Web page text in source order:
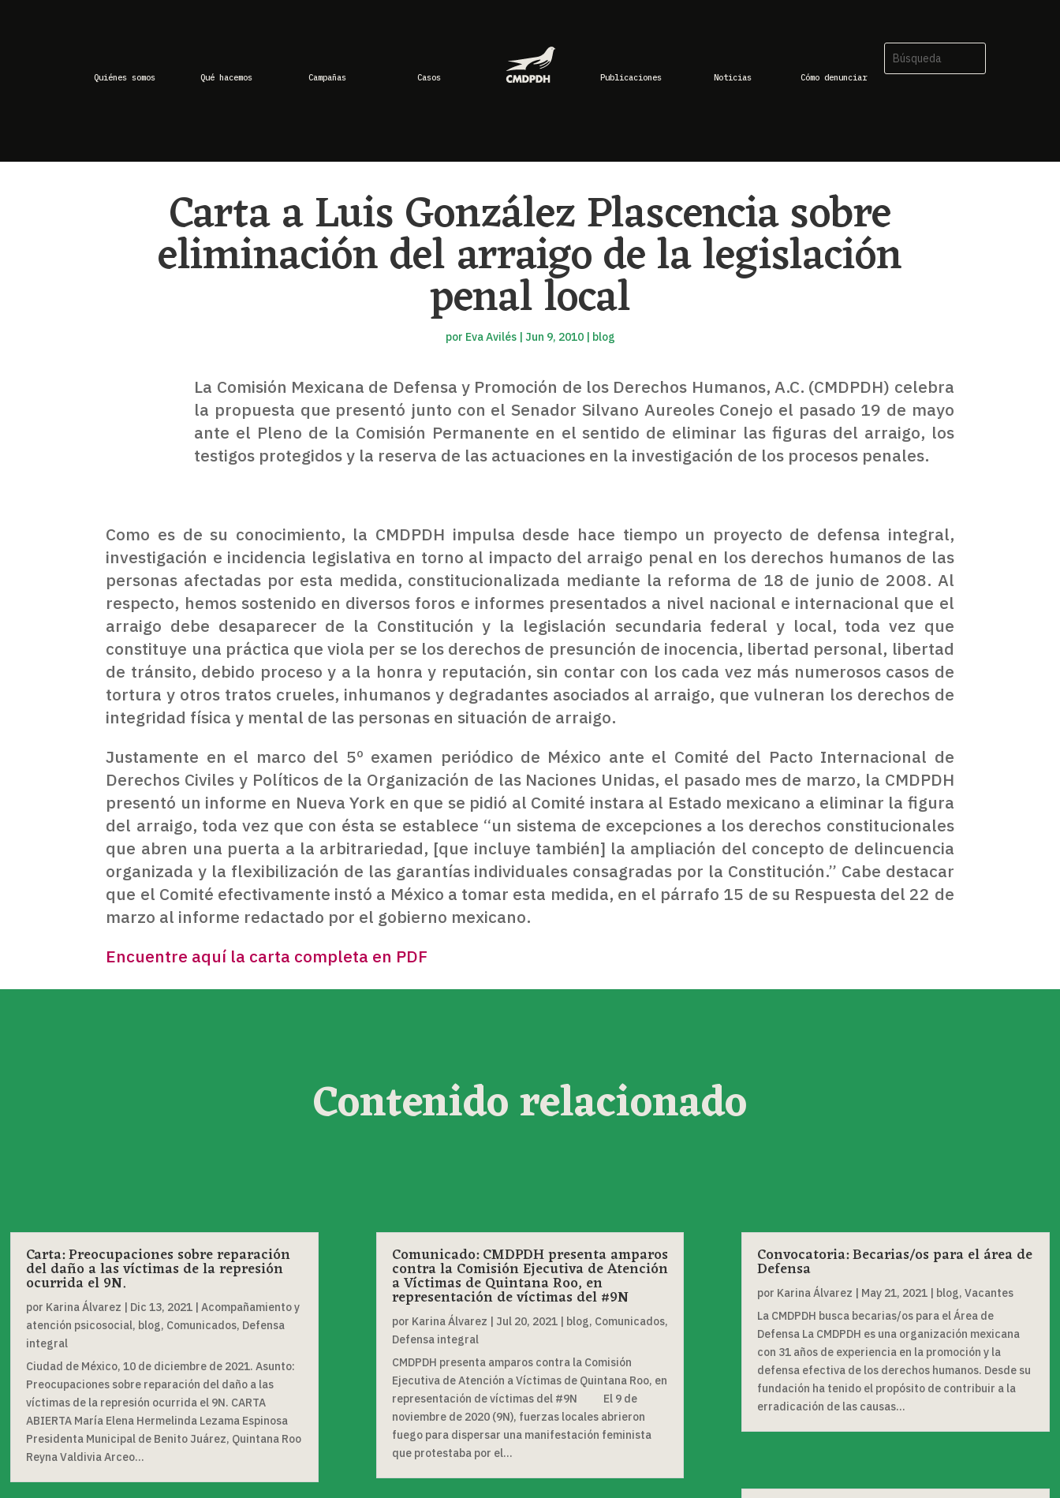
Quiénes somos Qué hacemos Campañas Casos Publicaciones Noticias Cómo denunciar
Carta a Luis González Plascencia sobre
eliminación del arraigo de la legislación
penal local
por Eva Avilés| Jun 9, 2010| blog
La Comisión Mexicana de Defensa y Promoción de los Derechos Humanos, A.C. (CMDPDH) celebra
la propuesta que presentó junto con el Senador Silvano Aureoles Conejo el pasado 19 de mayo
ante el Pleno de la Comisión Permanente en el sentido de eliminar las figuras del arraigo, los
testigos protegidos y la reserva de las actuaciones en la investigación de los procesos penales.
Como es de su conocimiento, la CMDPDH impulsa desde hace tiempo un proyecto de defensa integral,
investigación e incidencia legislativa en torno al impacto del arraigo penal en los derechos humanos de las
personas afectadas por esta medida, constitucionalizada mediante la reforma de 18 de junio de 2008. Al
respecto, hemos sostenido en diversos foros e informes presentados a nivel nacional e internacional que el
arraigo debe desaparecer de la Constitución y la legislación secundaria federal y local, toda vez que
constituye una práctica que viola per se los derechos de presunción de inocencia, libertad personal, libertad
de tránsito, debido proceso y a la honra y reputación, sin contar con los cada vez más numerosos casos de
tortura y otros tratos crueles, inhumanos y degradantes asociados al arraigo, que vulneran los derechos de
integridad física y mental de las personas en situación de arraigo.
Justamente en el marco del 5º examen periódico de México ante el Comité del Pacto Internacional de
Derechos Civiles y Políticos de la Organización de las Naciones Unidas, el pasado mes de marzo, la CMDPDH
presentó un informe en Nueva York en que se pidió al Comité instara al Estado mexicano a eliminar la figura
del arraigo, toda vez que con ésta se establece “un sistema de excepciones a los derechos constitucionales
que abren una puerta a la arbitrariedad, [que incluye también] la ampliación del concepto de delincuencia
organizada y la flexibilización de las garantías individuales consagradas por la Constitución.” Cabe destacar
que el Comité efectivamente instó a México a tomar esta medida, en el párrafo 15 de su Respuesta del 22 de
marzo al informe redactado por el gobierno mexicano.
Encuentre aquí la carta completa en PDF
Contenido relacionado
Carta: Preocupaciones sobre reparación
del daño a las víctimas de la represión
ocurrida el 9N.
por Karina Álvarez | Dic 13, 2021 |Acompañamiento y
atención psicosocial, blog, Comunicados, Defensa
integral
Ciudad de México, 10 de diciembre de 2021. Asunto:
Preocupaciones sobre reparación del daño a las
víctimas de la represión ocurrida el 9N. CARTA
ABIERTA María Elena Hermelinda Lezama Espinosa
Presidenta Municipal de Benito Juárez, Quintana Roo
Reyna Valdivia Arceo...
Comunicado: CMDPDH presenta amparos
contra la Comisión Ejecutiva de Atención
a Víctimas de Quintana Roo, en
representación de víctimas del #9N
por Karina Álvarez | Jul 20, 2021| blog, Comunicados,
Defensa integral
CMDPDH presenta amparos contra la Comisión
Ejecutiva de Atención a Víctimas de Quintana Roo, en
representación de víctimas del #9N El 9 de
noviembre de 2020 (9N), fuerzas locales abrieron
fuego para dispersar una manifestación feminista
que protestaba por el...
Convocatoria: Becarias/os para el área de
Defensa
por Karina Álvarez | May 21, 2021| blog, Vacantes
La CMDPDH busca becarias/os para el Área de
Defensa La CMDPDH es una organización mexicana
con 31 años de experiencia en la promoción y la
defensa efectiva de los derechos humanos. Desde su
fundación ha tenido el propósito de contribuir a la
erradicación de las causas...